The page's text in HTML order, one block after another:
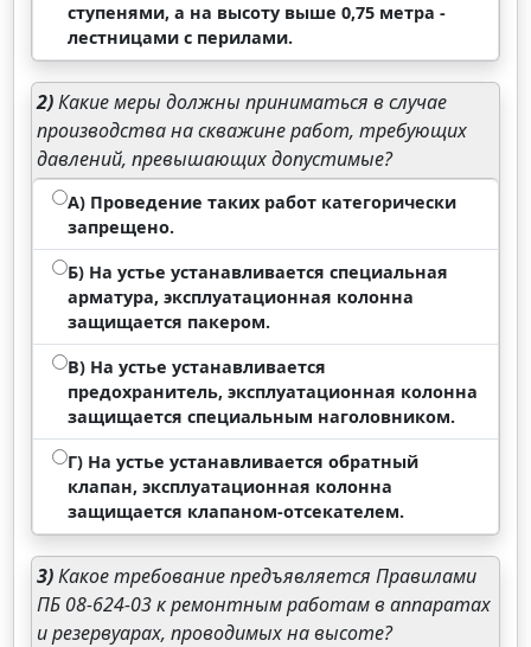
ступенями, а на высоту выше 0,75 метра -
лестницами с перилами.
2)Какие меры должны приниматься в случае
производства на скважине работ, требующих
давлений, превышающих допустимые?
А) Проведение таких работ категорически
запрещено.
Б) На устье устанавливается специальная
арматура, эксплуатационная колонна
защищается пакером.
В) На устье устанавливается
предохранитель, эксплуатационная колонна
защищается специальным наголовником.
Г) На устье устанавливается обратный
клапан, эксплуатационная колонна
защищается клапаном-отсекателем.
3)Какое требование предъявляется Правилами
ПБ 08-624-03 к ремонтным работам в аппаратах
и резервуарах, проводимых на высоте?